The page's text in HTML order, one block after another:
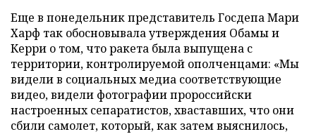
Еще в понедельник представитель Госдепа Мари
Харф так обосновывала утверждения Обамы и
Керри о том, что ракета была выпущена с
территории, контролируемой ополченцами: «Мы
видели в социальных медиа соответствующие
видео, видели фотографии пророссийски
настроенных сепаратистов, хваставших, что они
сбили самолет, который, как затем выяснилось,